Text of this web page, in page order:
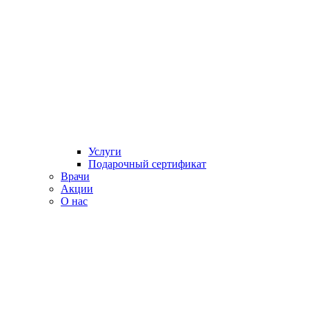
Услуги
Подарочный сертификат
Врачи
Акции
О нас